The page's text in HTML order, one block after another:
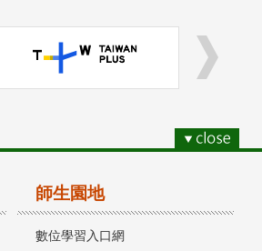
師生園地
數位學習入口網